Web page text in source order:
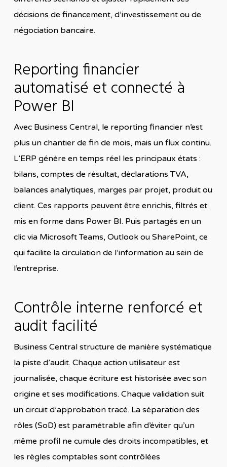
décisions de financement, d’investissement ou de
négociation bancaire.
Reporting financier
automatisé et connecté à
Power BI
Avec Business Central, le reporting financier n’est
plus un chantier de fin de mois, mais un flux continu.
L’ERP génère en temps réel les principaux états :
bilans, comptes de résultat, déclarations TVA,
balances analytiques, marges par projet, produit ou
client. Ces rapports peuvent être enrichis, filtrés et
mis en forme dans Power BI. Puis partagés en un
clic via Microsoft Teams, Outlook ou SharePoint, ce
qui facilite la circulation de l’information au sein de
l’entreprise.
Contrôle interne renforcé et
audit facilité
Business Central structure de manière systématique
la piste d’audit. Chaque action utilisateur est
journalisée, chaque écriture est historisée avec son
origine et ses modifications. Chaque validation suit
un circuit d’approbation tracé. La séparation des
rôles (SoD) est paramétrable afin d’éviter qu’un
même profil ne cumule des droits incompatibles, et
les règles comptables sont contrôlées